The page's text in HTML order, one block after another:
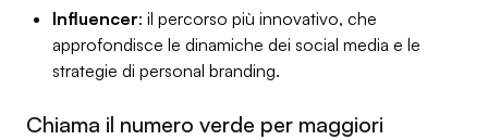
Influencer: il percorso più innovativo, che
approfondisce le dinamiche dei social media e le
strategie di personal branding.
Chiama il numero verde per maggiori